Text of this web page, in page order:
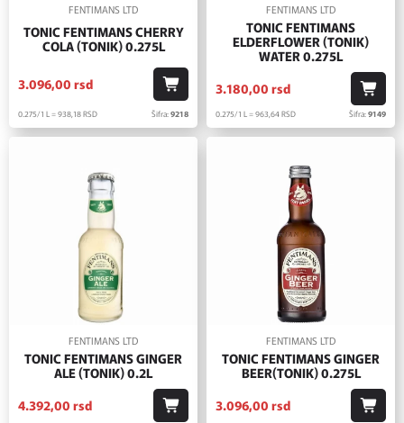
FENTIMANS LTD
TONIC FENTIMANS CHERRY
COLA (TONIK) 0.275L
3.096,00 rsd
0.275/1 L = 938,18RSD Šifra:9218
FENTIMANS LTD
TONIC FENTIMANS
ELDERFLOWER (TONIK)
WATER 0.275L
3.180,00 rsd
0.275/1 L = 963,64RSD Šifra:9149
FENTIMANS LTD
TONIC FENTIMANS GINGER
ALE (TONIK) 0.2L
4.392,00 rsd
FENTIMANS LTD
TONIC FENTIMANS GINGER
BEER(TONIK) 0.275L
3.096,00 rsd